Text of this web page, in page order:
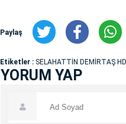
Paylaş
Etiketler : SELAHATTİN DEMİRTAŞ
YORUM YAP